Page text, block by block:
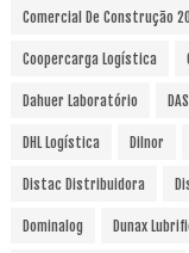
Comercial De Construção
Coopercarga Logística
Dahuer Laboratório
DHL Logística Dilnor
Distac Distribuidora
Dominalog Dunax